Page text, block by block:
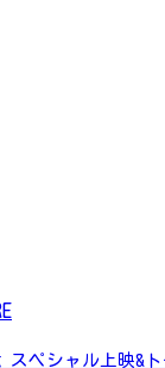
スペシャル上映&